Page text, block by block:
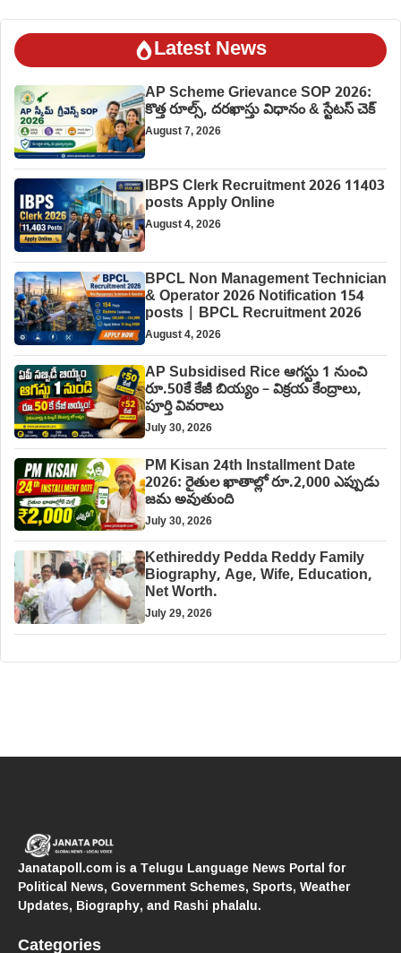
Latest News
AP Scheme Grievance SOP 2026:
కొత్త రూల్స్, దరఖాస్తు విధానం & స్టేటస్ చెక్
August 7, 2026
IBPS Clerk Recruitment 2026 11403
posts Apply Online
August 4, 2026
BPCL Non Management Technician
& Operator 2026 Notification 154
posts | BPCL Recruitment 2026
August 4, 2026
AP Subsidised Rice ఆగస్టు 1 నుంచి
రూ.50కే కేజీ బియ్యం – విక్రయ కేంద్రాలు,
పూర్తి వివరాలు
July 30, 2026
PM Kisan 24th Installment Date
2026: రైతుల ఖాతాల్లో రూ.2,000 ఎప్పుడు
జమ అవుతుంది
July 30, 2026
Kethireddy Pedda Reddy Family
Biography, Age, Wife, Education,
Net Worth.
July 29, 2026
Janatapoll.com is a Telugu Language News Portal for
Political News, Government Schemes, Sports, Weather
Updates, Biography, and Rashi phalalu.
Categories